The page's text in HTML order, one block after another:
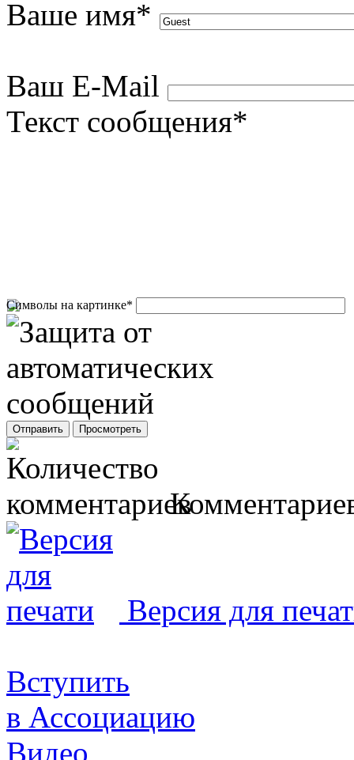
Ваше имя*
Ваш E-Mail
Текст сообщения*
Символы на картинке*
Версия для
Вступить
в Ассоциацию
Видео